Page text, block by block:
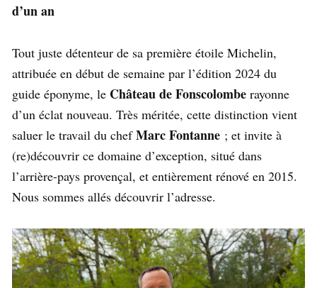
d’un an
Tout juste détenteur de sa première étoile Michelin,
attribuée en début de semaine par l’édition 2024 du
guide éponyme, le Château de Fonscolombe rayonne
d’un éclat nouveau. Très méritée, cette distinction vient
saluer le travail du chefMarc Fontanne ; et invite à
(re)découvrir ce domaine d’exception, situé dans
l’arrière-pays provençal, et entièrement rénové en 2015.
Nous sommes allés découvrir l’adresse.